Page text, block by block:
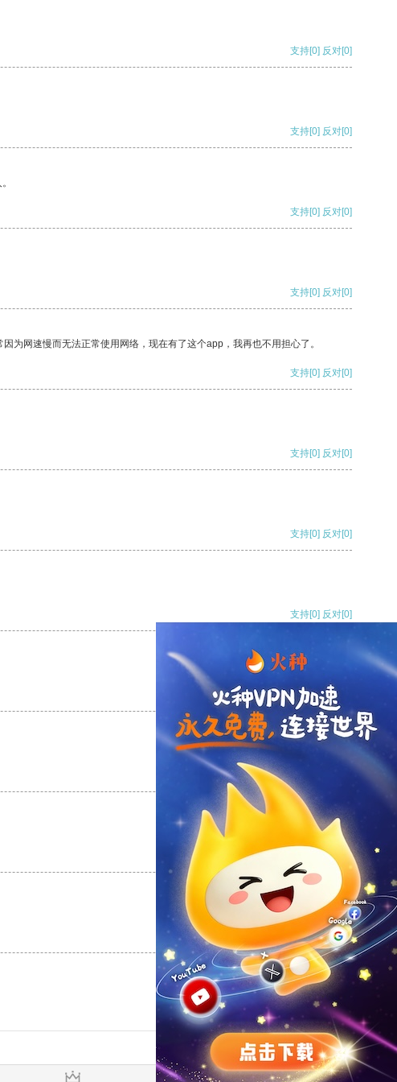
支持[0] 反对[0]
支持[0] 反对[0]
支持[0] 反对[0]
支持[0] 反对[0]
为网速慢而无法正常使用网络，现在有了这个app，我再也不用担心了。
支持[0] 反对[0]
支持[0] 反对[0]
支持[0] 反对[0]
支持[0] 反对[0]
支持[0] 反对
支持
反对 [0]
支持[0] 反对[0]